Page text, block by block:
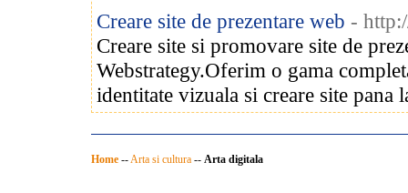
Creare site de prezentare web -
Creare site si promovare site de
Webstrategy.Oferim o gama
identitate vizuala si creare site
Home --Arta si cultura -- Arta digitala